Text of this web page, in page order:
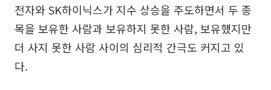
전자와 SK하이닉스가 지수 상승을 주도하면서 두 종
목을 보유한 사람과 보유하지 못한 사람, 보유했지만
더 사지 못한 사람 사이의 심리적 간극도 커지고 있
다.